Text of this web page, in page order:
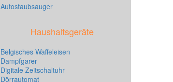
Autostaubsauger
Haushaltsgeräte
Belgisches Waffeleisen
Dampfgarer
Digitale Zeitschaltuhr
Dörrautomat